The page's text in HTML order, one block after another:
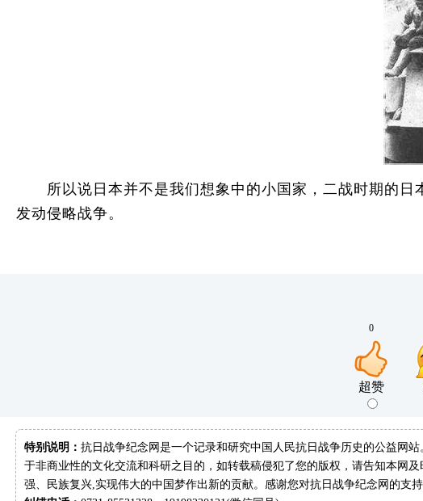
所以说日本并不是我们想象中的小国家，二战时期的日
发动侵略战争。
0
超赞
特别说明： 抗日战争纪念网是一个记录和研究中国人民抗日战争历史的公益网
于非商业性的文化交流和科研之目的，如转载稿侵犯了您的版权，请告知本网
强、民族复兴,实现伟大的中国梦作出新的贡献。感谢您对抗日战争纪念网的支持